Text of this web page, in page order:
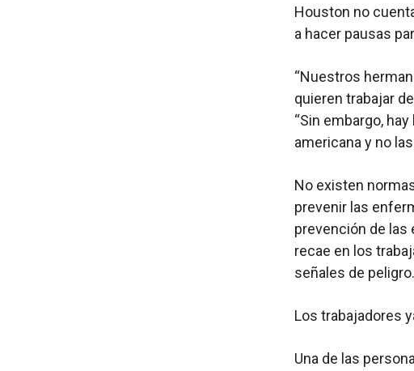
Houston no
a hacer pausas
“Nuestros
quieren trabajar
“Sin embargo,
americana y no
No existen
prevenir las
prevención de las
recae en los
señales de peligro.
Los trabajadores
Una de las